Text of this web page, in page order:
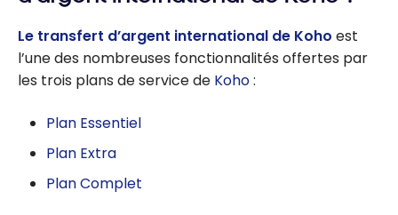
Le transfert d’argent international de Koho est
l’une des nombreuses fonctionnalités offertes par
les trois plans de service de Koho:
Plan Essentiel
Plan Extra
Plan Complet